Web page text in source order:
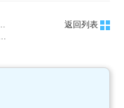
返回列表